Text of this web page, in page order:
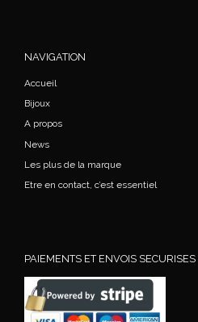
NAVIGATION
Accueil
Bijoux
A propos
News
Les plus de la marque
Etre en contact, c’est essentiel
PAIEMENTS ET ENVOIS SECURISES